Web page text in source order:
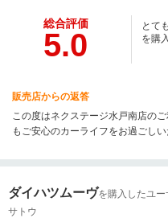
総合評価
5.0
とて
を購
販売店からの返答
この度はネクステージ水戸南店の
もご安心のカーライフをお過ごし
ダイハツムーヴを購入したユー
サトウ